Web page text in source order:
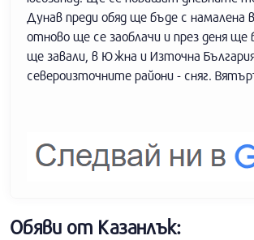
Дунав преди обяд ще бъде с
отново ще се заоблачи и през деня
ще завали, в Южна и Източна
североизточните райони - сняг.
Обяви от Казанлък: